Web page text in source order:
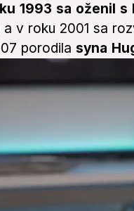
1993 sa oženil s
a v roku 2001 sa
porodila syna